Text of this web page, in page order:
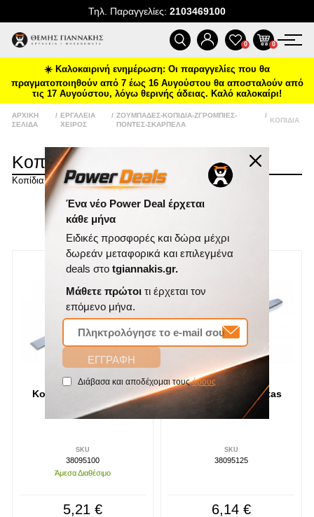
Τηλ. Παραγγελίες: 2103469100
ΠΡΟΪΌΝΤΑ
ΠΡΟΣΦΟΡΈΣ
ΝΈΕΣ ΑΦΊΞΕΙΣ
ΕΠΙΚΟΙΝΩΝΊΑ
ΝΈΑ & ΆΡΘΡΑ
0 0
☀️ Καλοκαιρινή ενημέρωση: Οι παραγγελίες που θα
πραγματοποιηθούν από 7 έως 16 Αυγούστου θα αποσταλούν από
τις 17 Αυγούστου, λόγω θερινής άδειας. Καλό καλοκαίρι!
ΑΡΧΙΚΉ
ΣΕΛΊΔΑ
/ ΕΡΓΑΛΕΊΑ
ΧΕΙΡΌΣ
/ ΖΟΥΜΠΆΔΕΣ-ΚΟΠΊΔΙΑ-ΖΓΡΌΜΠΙΕΣ-
ΠΌΝΤΕΣ-ΣΚΑΡΠΈΛΑ
/
ΚΟΠΊΔΙΑ
Κοπίδια
Κοπίδια
ΤΑΞΙΝΌΜΗΣΗ
Κοπίδι 100*17 Izeltas
SKU
38095100
Άμεσα Διαθέσιμο
5,21 €
Κοπίδι 125*19 Izeltas
SKU
38095125
6,14 €
Ένα νέο Power Deal έρχεται
κάθε μήνα
Ειδικές προσφορές και δώρα μέχρι
δωρεάν μεταφορικά και επιλεγμένα
deals στο tgiannakis.gr.
Μάθετε πρώτοι τι έρχεται τον
επόμενο μήνα.
Διάβασα και αποδέχομαι τουςόρους